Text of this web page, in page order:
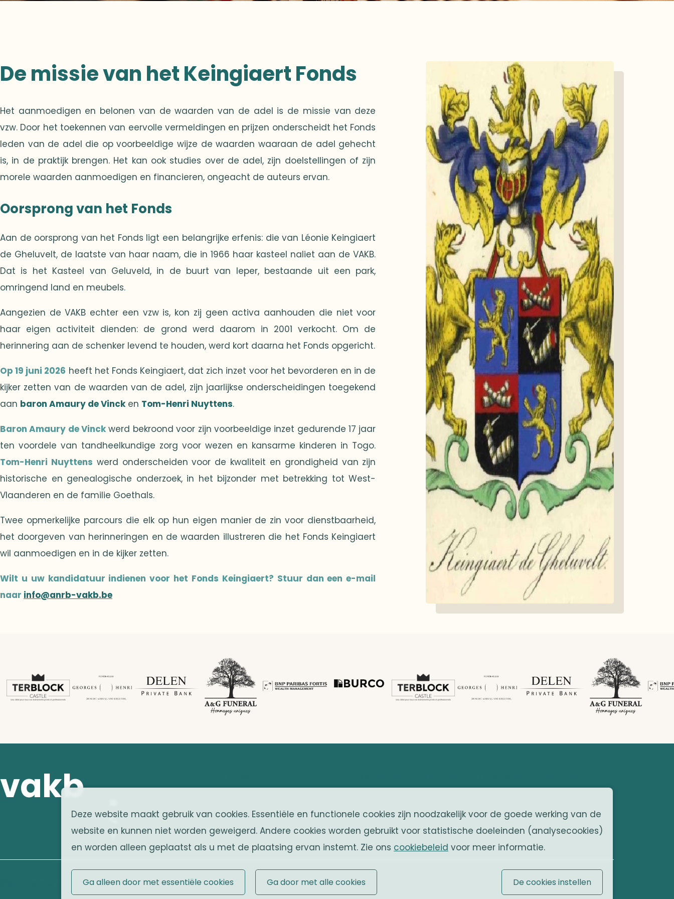
Deze website maakt gebruik van cookies. Essentiële en functionele cookies zijn noodzakelijk voor de goede werking van de
website en kunnen niet worden geweigerd. Andere cookies worden gebruikt voor statistische doeleinden (analysecookies)
en worden alleen geplaatst als u met de plaatsing ervan instemt. Zie ons cookiebeleid voor meer informatie.
Ga alleen door met essentiële cookies Ga door met alle cookies De cookies instellen
De missie van het Keingiaert Fonds
Het aanmoedigen en belonen van de waarden van de adel is de missie van deze
vzw. Door het toekennen van eervolle vermeldingen en prijzen onderscheidt het Fonds
leden van de adel die op voorbeeldige wijze de waarden waaraan de adel gehecht
is, in de praktijk brengen. Het kan ook studies over de adel, zijn doelstellingen of zijn
morele waarden aanmoedigen en financieren, ongeacht de auteurs ervan.
Oorsprong van het Fonds
Aan de oorsprong van het Fonds ligt een belangrijke erfenis: die van Léonie Keingiaert
de Gheluvelt, de laatste van haar naam, die in 1966 haar kasteel naliet aan de VAKB.
Dat is het Kasteel van Geluveld, in de buurt van Ieper, bestaande uit een park,
omringend land en meubels.
Aangezien de VAKB echter een vzw is, kon zij geen activa aanhouden die niet voor
haar eigen activiteit dienden: de grond werd daarom in 2001 verkocht. Om de
herinnering aan de schenker levend te houden, werd kort daarna het Fonds opgericht.
Op 19 juni 2026 heeft het Fonds Keingiaert, dat zich inzet voor het bevorderen en in de
kijker zetten van de waarden van de adel, zijn jaarlijkse onderscheidingen toegekend
aan baron Amaury de Vincken Tom-Henri Nuyttens.
Baron Amaury de Vinck werd bekroond voor zijn voorbeeldige inzet gedurende 17 jaar
ten voordele van tandheelkundige zorg voor wezen en kansarme kinderen in Togo.
Tom-Henri Nuyttens werd onderscheiden voor de kwaliteit en grondigheid van zijn
historische en genealogische onderzoek, in het bijzonder met betrekking tot West-
Vlaanderen en de familie Goethals.
Twee opmerkelijke parcours die elk op hun eigen manier de zin voor dienstbaarheid,
het doorgeven van herinneringen en de waarden illustreren die het Fonds Keingiaert
wil aanmoedigen en in de kijker zetten.
Wilt u uw kandidatuur indienen voor het Fonds Keingiaert? Stuur dan een e-mail
naar info@anrb-vakb.be
vakb
+32 (0)2 642 25 20
Facebook
1050 Brussel
Belgium
Fonds Keingiaert
Gebruiksvoorwaarden|Juridische informatie|Cookies
Organica